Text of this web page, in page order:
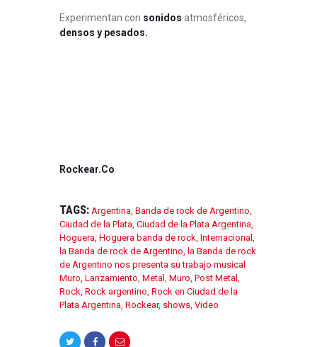
Experimentan con sonidos atmosféricos,
densos y pesados.
Rockear.Co
TAGS: Argentina Banda de rock de Argentino
Ciudad de la Plata Ciudad de la Plata Argentina
Hoguera Hoguera banda de rock Internacional
la Banda de rock de Argentino
la Banda de rock
de Argentino nos presenta su trabajo musical
Muro Lanzamiento Metal Muro Post Metal
Rock Rock argentino Rock en Ciudad de la
Plata Argentina Rockear, shows Video